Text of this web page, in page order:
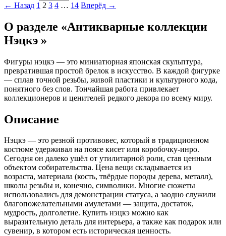
← Назад 1 2 3 4 … 14 Вперёд →
О разделе «Антикварные коллекции
Нэцкэ »
Фигуры нэцкэ — это миниатюрная японская скульптура,
превратившая простой брелок в искусство. В каждой фигурке
— сплав точной резьбы, живой пластики и культурного кода,
понятного без слов. Тончайшая работа привлекает
коллекционеров и ценителей редкого декора по всему миру.
Описание
Нэцкэ — это резной противовес, который в традиционном
костюме удерживал на поясе кисет или коробочку-инро.
Сегодня он далеко ушёл от утилитарной роли, став ценным
объектом собирательства. Цена вещи складывается из
возраста, материала (кость, твёрдые породы дерева, металл),
школы резьбы и, конечно, символики. Многие сюжеты
использовались для демонстрации статуса, а заодно служили
благопожелательными амулетами — защита, достаток,
мудрость, долголетие. Купить нэцкэ можно как
выразительную деталь для интерьера, а также как подарок или
сувенир, в котором есть историческая ценность.